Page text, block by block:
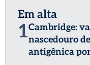
Em alta
1Cambridge:
nascedouro
antigênica